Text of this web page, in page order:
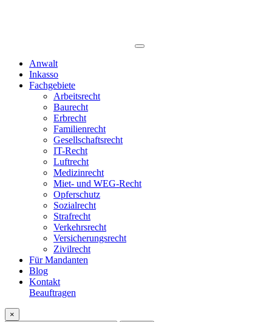
Anwalt
Inkasso
Fachgebiete
Arbeitsrecht
Baurecht
Erbrecht
Familienrecht
Gesellschaftsrecht
IT-Recht
Luftrecht
Medizinrecht
Miet- und WEG-Recht
Opferschutz
Sozialrecht
Strafrecht
Verkehrsrecht
Versicherungsrecht
Zivilrecht
Für Mandanten
Blog
Kontakt
Beauftragen
×